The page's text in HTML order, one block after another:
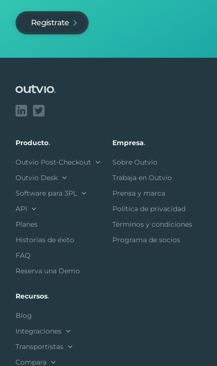
Regístrate
Producto.
Outvio Post-Checkout
Outvio Desk
Software para 3PL
API
Planes
Historias de éxito
FAQ
Reserva una Demo
Empresa.
Sobre Outvio
Trabaja en Outvio
Prensa y marca
Política de privacidad
Términos y condiciones
Programa de socios
Recursos.
Blog
Integraciones
Transportistas
Compara